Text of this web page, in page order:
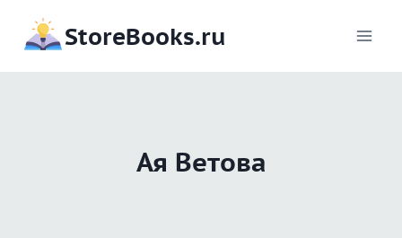
содержимому
StoreBooks.ru
Ая Ветова